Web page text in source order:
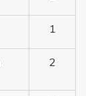
1
2